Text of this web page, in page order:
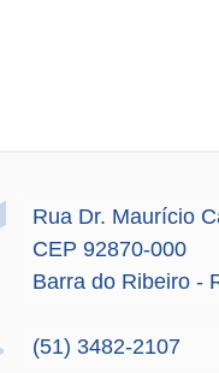
Rua Dr. Maurício
CEP 92870-000
Barra do Ribeiro -
(51) 3482-2107